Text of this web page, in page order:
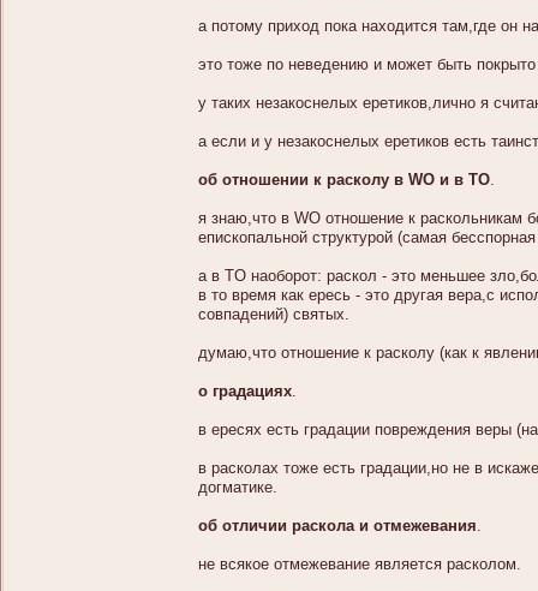
а потому приход пока находится там,где он
это тоже по неведению и может быть
у таких незакоснелых еретиков,лично я
а если и у незакоснелых еретиков есть
об отношении к расколу в WO и в TO
я знаю,что в WO отношение к раскольникам
епископальной структурой (самая
а в TO наоборот: раскол - это меньшее
в то время как ересь - это другая вера,с
совпадений) святых.
думаю,что отношение к расколу (как к
о градациях
в ересях есть градации повреждения веры
в расколах тоже есть градации,но не в
догматике.
об отличии раскола и отмежевания
не всякое отмежевание является расколом.